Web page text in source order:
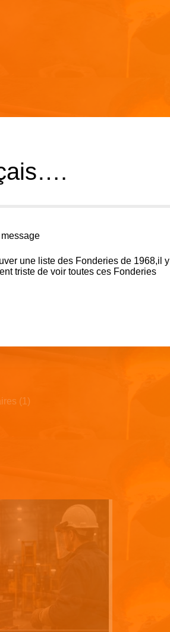
une liste des Fonderies de 1968,il y
triste de voir toutes ces Fonderies
(1)